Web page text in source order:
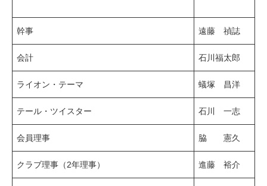
幹事 遠藤 禎誌
会計 石川福太郎
ライオン・テーマ 蟻塚 昌洋
テール・ツイスター 石川 一志
会員理事 脇 憲久
クラブ理事（2年理事） 進藤 裕介